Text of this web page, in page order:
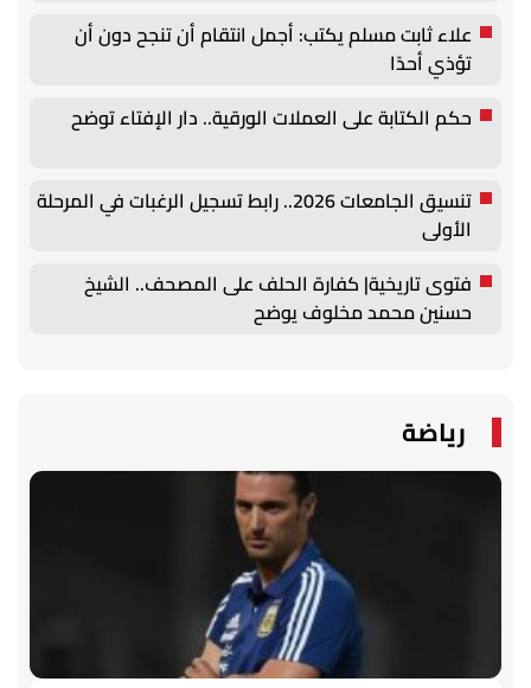
علاء ثابت مسلم يكتب: أجمل انتقام أن تنجح دون أن
تؤذي أحدًا
حكم الكتابة على العملات الورقية.. دار الإفتاء توضح
تنسيق الجامعات 2026.. رابط تسجيل الرغبات في المرحلة
الأولى
فتوى تاريخية| كفارة الحلف على المصحف.. الشيخ
حسنين محمد مخلوف يوضح
رياضة